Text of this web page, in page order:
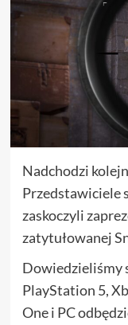
Nadchodzi
Przedstawiciele
zaskoczyli
zatytułowanej
Dowiedzieliśmy
PlayStation 5,
One i PC